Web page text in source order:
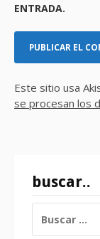
ENTRADA.
Este sitio usa
se procesan los
buscar..